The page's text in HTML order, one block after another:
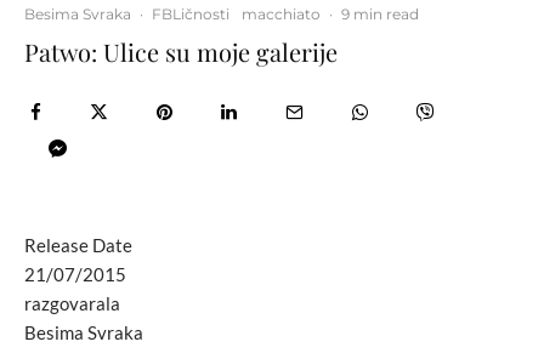
Besima Svraka · FBLičnosti macchiato · 9 min read
Patwo: Ulice su moje galerije
Release Date
21/07/2015
razgovarala
Besima Svraka